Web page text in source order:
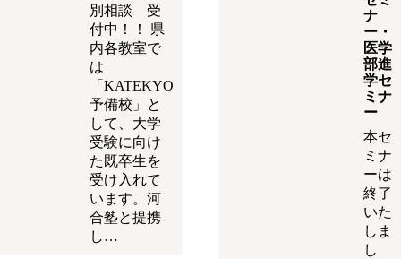
別相談 受
付中！！ 県
内各教室で
は
「KATEKYO
予備校」と
して、大学
受験に向け
た既卒生を
受け入れて
います。河
合塾と提携
し…
ナ
ー・
医学
部進
学セ
ミナ
ー
本セ
ミナ
ーは
終了
いた
しま
し